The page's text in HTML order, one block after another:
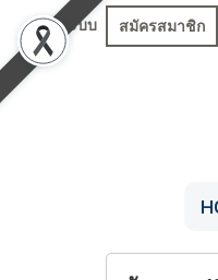
เข้าสู่ระบบ สมัครสมาชิก